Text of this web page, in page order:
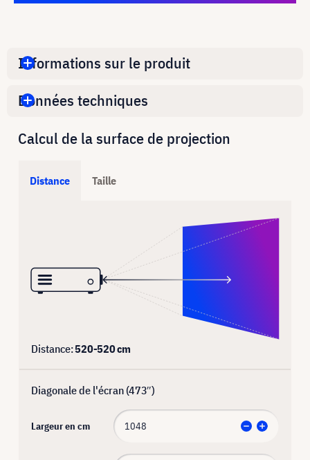
Informations sur le produit
Données techniques
Calcul de la surface de projection
Distance Taille
Distance:520-520cm
Diagonale de l'écran (473″)
Largeur en cm